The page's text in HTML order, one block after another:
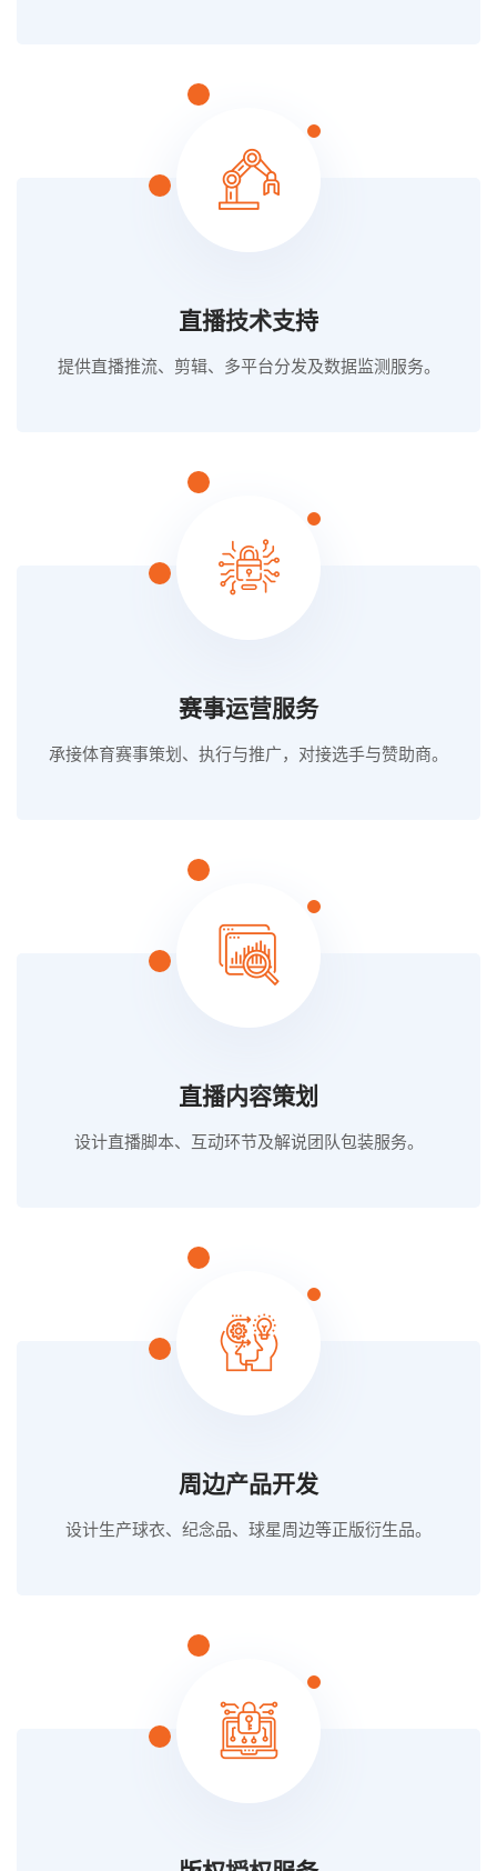
直播技术支持
提供直播推流、剪辑、多平台分发及数据监测服务。
赛事运营服务
承接体育赛事策划、执行与推广，对接选手与赞助商。
直播内容策划
设计直播脚本、互动环节及解说团队包装服务。
周边产品开发
设计生产球衣、纪念品、球星周边等正版衍生品。